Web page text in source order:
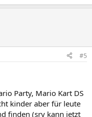
#5
Party, Mario Kart DS
kinder aber für leute
finden (sry kann jetzt